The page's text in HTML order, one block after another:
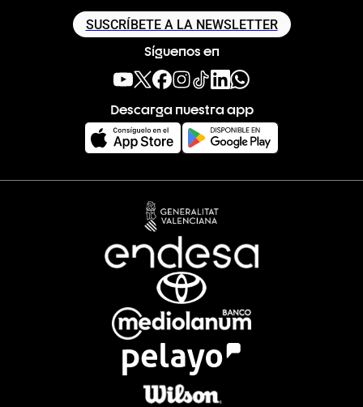
SUSCRÍBETE A LA NEWSLETTER
Síguenos en
Descarga nuestra app